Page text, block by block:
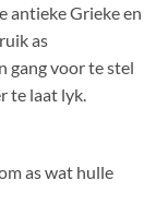
antieke Grieke en
as
gang voor te stel
te laat lyk.
as wat hulle